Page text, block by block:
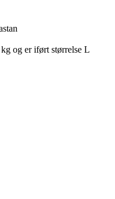
og er iført størrelse L